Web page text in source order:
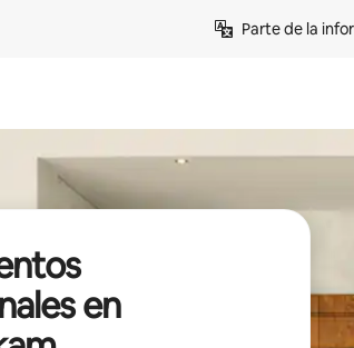
Parte de la
en